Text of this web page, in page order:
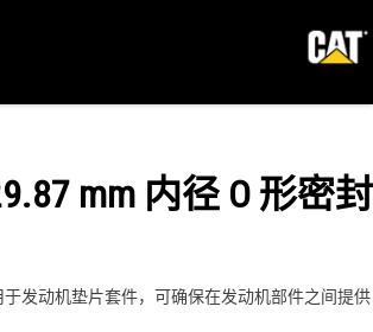
mm 内径 O 形密封
发动机垫片套件，可确保在发动机部件之间提供